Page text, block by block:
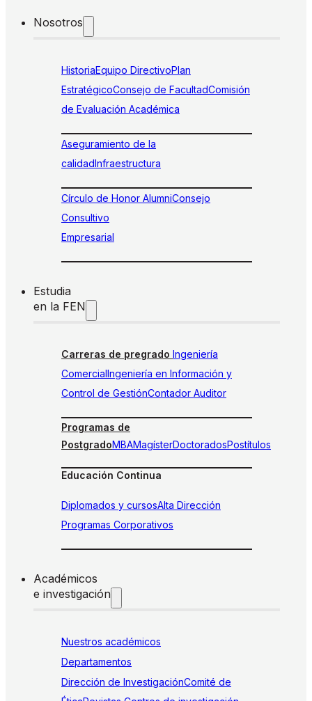
Nosotros
HistoriaEquipo DirectivoPlan
EstratégicoConsejo de FacultadComisión
de Evaluación Académica
Aseguramiento de la
calidadInfraestructura
Círculo de Honor AlumniConsejo
Consultivo
Empresarial
Estudia
en la FEN
Carreras de pregrado Ingeniería
ComercialIngeniería en Información y
Control de GestiónContador Auditor
Programas de
PostgradoMBAMagísterDoctoradosPostítulos
Educación Continua
Diplomados y cursosAlta Dirección
Programas Corporativos
Académicos
e investigación
Nuestros académicos
Departamentos
Dirección de InvestigaciónComité de